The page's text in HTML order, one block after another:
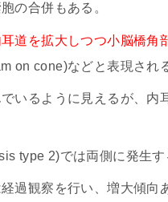
の合併もある。
耳道を拡大しつつ小脳橋角
on cone)などと表現され
いるように見えるが、内
type 2)では両側に発生す
過観察を行い、増大傾向